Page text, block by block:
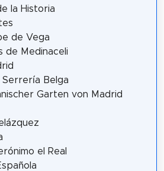
la Historia
de Vega
de Medinaceli
Serrería Belga
Garten von Madrid
el Real